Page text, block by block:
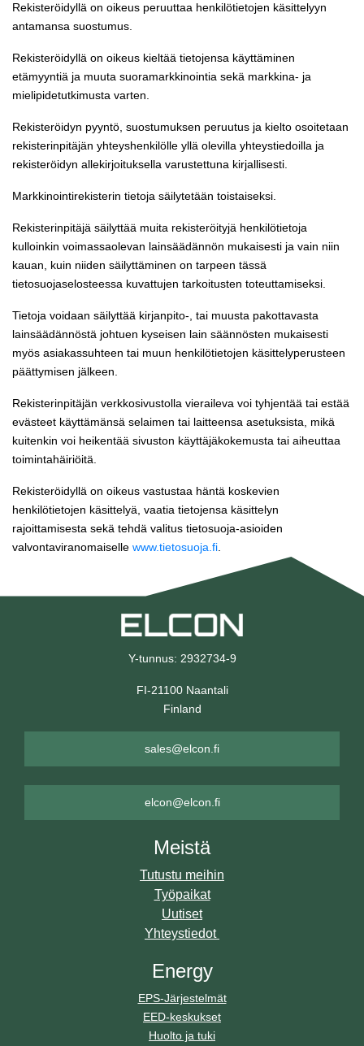
Rekisteröidyllä on oikeus peruuttaa henkilötietojen käsittelyyn
antamansa suostumus.
Rekisteröidyllä on oikeus kieltää tietojensa käyttäminen
etämyyntiä ja muuta suoramarkkinointia sekä markkina- ja
mielipidetutkimusta varten.
Rekisteröidyn pyyntö, suostumuksen peruutus ja kielto osoitetaan
rekisterinpitäjän yhteyshenkilölle yllä olevilla yhteystiedoilla ja
rekisteröidyn allekirjoituksella varustettuna kirjallisesti.
Markkinointirekisterin tietoja säilytetään toistaiseksi.
Rekisterinpitäjä säilyttää muita rekisteröityjä henkilötietoja
kulloinkin voimassaolevan lainsäädännön mukaisesti ja vain niin
kauan, kuin niiden säilyttäminen on tarpeen tässä
tietosuojaselosteessa kuvattujen tarkoitusten toteuttamiseksi.
Tietoja voidaan säilyttää kirjanpito-, tai muusta pakottavasta
lainsäädännöstä johtuen kyseisen lain säännösten mukaisesti
myös asiakassuhteen tai muun henkilötietojen käsittelyperusteen
päättymisen jälkeen.
Rekisterinpitäjän verkkosivustolla vieraileva voi tyhjentää tai estää
evästeet käyttämänsä selaimen tai laitteensa asetuksista, mikä
kuitenkin voi heikentää sivuston käyttäjäkokemusta tai aiheuttaa
toimintahäiriöitä.
Rekisteröidyllä on oikeus vastustaa häntä koskevien
henkilötietojen käsittelyä, vaatia tietojensa käsittelyn
rajoittamisesta sekä tehdä valitus tietosuoja-asioiden
valvontaviranomaiselle www.tietosuoja.fi
Y-tunnus: 2932734-9
FI-21100 Naantali
Finland
sales@elcon.fi
elcon@elcon.fi
Meistä
Tutustu meihin
Työpaikat
Uutiset
Yhteystiedot
Energy
EPS-Järjestelmät
EED-keskukset
Huolto ja tuki